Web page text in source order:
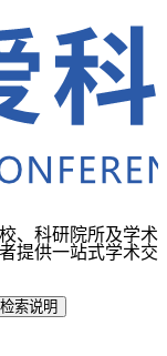
、科研院所及学术
提供一站式学术交
索说明